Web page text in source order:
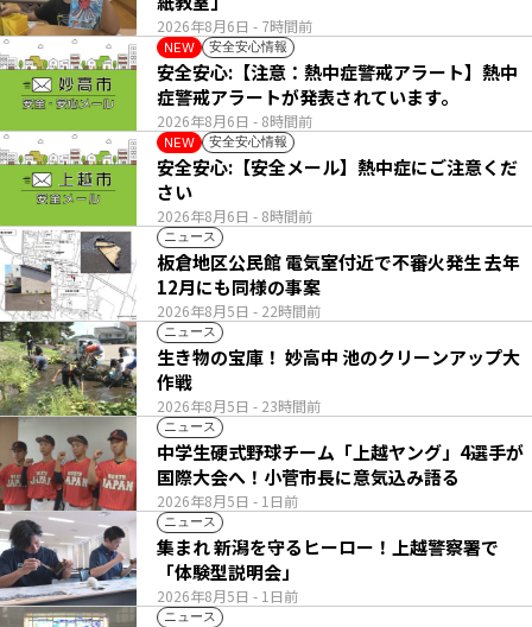
2026年8月6日 - 7時間前
NEW 安全安心情報
2026年8月6日 - 8時間前
安全安心:【注意：熱中症警戒アラート】熱中
症警戒アラートが発表されています。
NEW 安全安心情報
2026年8月6日 - 8時間前
安全安心:【安全メール】熱中症にご注意くだ
さい
ニュース
2026年8月5日 - 22時間前
板倉地区公民館 電気室付近で不審火発生 去年
12月にも同様の事案
ニュース
2026年8月5日 - 23時間前
生き物の宝庫！ 妙高中 池のクリーンアップ大
作戦
ニュース
2026年8月5日 - 1日前
中学生硬式野球チーム「上越ヤング」4選手が
国際大会へ！小菅市長に意気込み語る
ニュース
2026年8月5日 - 1日前
集まれ 新潟を守るヒーロー！上越警察署で
「体験型説明会」
ニュース